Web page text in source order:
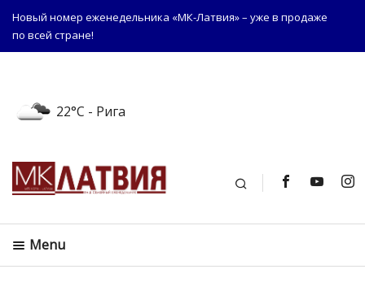
Новый номер еженедельника «МК-Латвия» – уже в продаже
по всей стране!
22°C - Рига
Поиск
Menu